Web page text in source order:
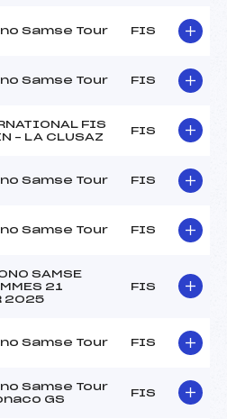
Samse Tour FIS
Samse Tour FIS
FIS
– LA CLUSAZ
FIS
Samse Tour FIS
Samse Tour FIS
SAMSE
21
2025
FIS
Samse Tour FIS
Samse Tour
GS
FIS